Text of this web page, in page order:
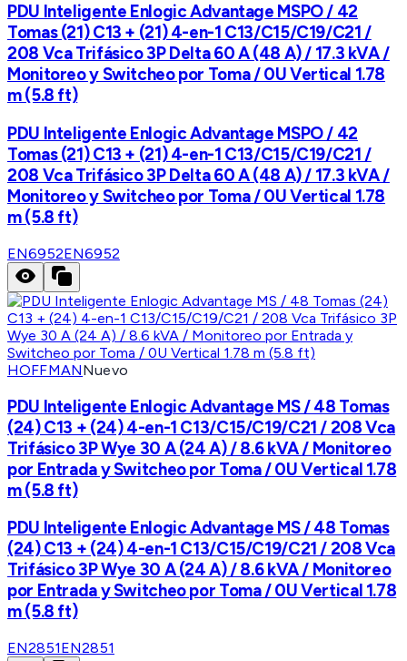
PDU Inteligente Enlogic Advantage MSPO / 42
Tomas (21) C13 + (21) 4-en-1 C13/C15/C19/C21 /
208 Vca Trifásico 3P Delta 60 A (48 A) / 17.3 kVA /
Monitoreo y Switcheo por Toma / 0U Vertical 1.78
m (5.8 ft)
PDU Inteligente Enlogic Advantage MSPO / 42
Tomas (21) C13 + (21) 4-en-1 C13/C15/C19/C21 /
208 Vca Trifásico 3P Delta 60 A (48 A) / 17.3 kVA /
Monitoreo y Switcheo por Toma / 0U Vertical 1.78
m (5.8 ft)
EN6952EN6952
HOFFMANNuevo
PDU Inteligente Enlogic Advantage MS / 48 Tomas
(24) C13 + (24) 4-en-1 C13/C15/C19/C21 / 208 Vca
Trifásico 3P Wye 30 A (24 A) / 8.6 kVA / Monitoreo
por Entrada y Switcheo por Toma / 0U Vertical 1.78
m (5.8 ft)
PDU Inteligente Enlogic Advantage MS / 48 Tomas
(24) C13 + (24) 4-en-1 C13/C15/C19/C21 / 208 Vca
Trifásico 3P Wye 30 A (24 A) / 8.6 kVA / Monitoreo
por Entrada y Switcheo por Toma / 0U Vertical 1.78
m (5.8 ft)
EN2851EN2851